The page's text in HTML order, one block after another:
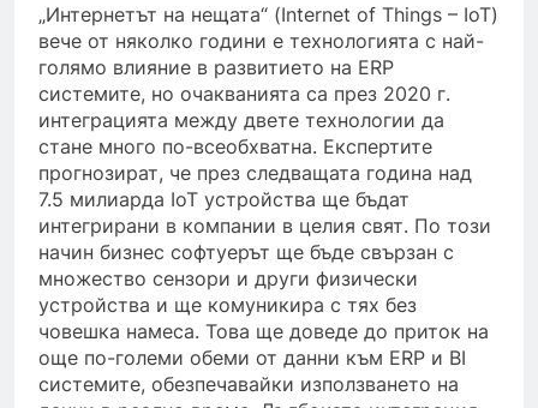
„Интернетът на нещата“ (Internet of Things – IoT)
вече от няколко години е технологията с най-
голямо влияние в развитието на ERP
системите, но очакванията са през 2020 г.
интеграцията между двете технологии да
стане много по-всеобхватна. Експертите
прогнозират, че през следващата година над
7.5 милиарда IoT устройства ще бъдат
интегрирани в компании в целия свят. По този
начин бизнес софтуерът ще бъде свързан с
множество сензори и други физически
устройства и ще комуникира с тях без
човешка намеса. Това ще доведе до приток на
още по-големи обеми от данни към ERP и BI
системите, обезпечавайки използването на